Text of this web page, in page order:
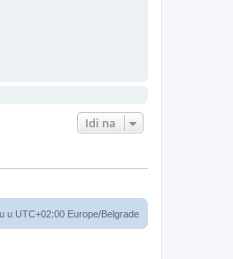
Idi na
u UTC+02:00 Europe/Belgrade